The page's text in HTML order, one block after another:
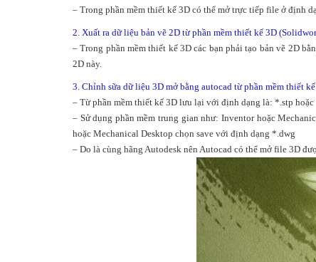
– Trong phần mềm thiết kế 3D có thể mở trực tiếp file ở định
2. Xuất ra dữ liệu bản vẽ 2D từ phần mềm thiết kế 3D
– Trong phần mềm thiết kế 3D các bạn phải tạo bản vẽ 2D
2D này.
3. Chỉnh sữa dữ liệu 3D mở bằng autocad từ phần mềm thiết
– Từ phần mềm thiết kế 3D lưu lại với định dạng là: *.stp
– Sử dụng phần mềm trung gian như: Inventor hoặc
hoặc Mechanical Desktop chọn save với định dạng *.dwg
– Do là cùng hãng Autodesk nên Autocad có thể mở file 3D